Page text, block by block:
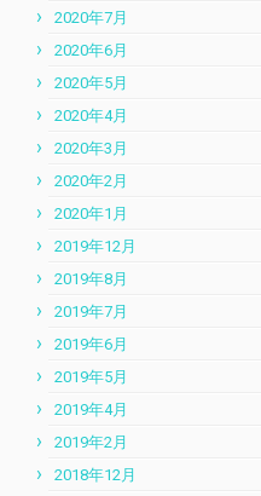
2020年7月
2020年6月
2020年5月
2020年4月
2020年3月
2020年2月
2020年1月
2019年12月
2019年8月
2019年7月
2019年6月
2019年5月
2019年4月
2019年2月
2018年12月